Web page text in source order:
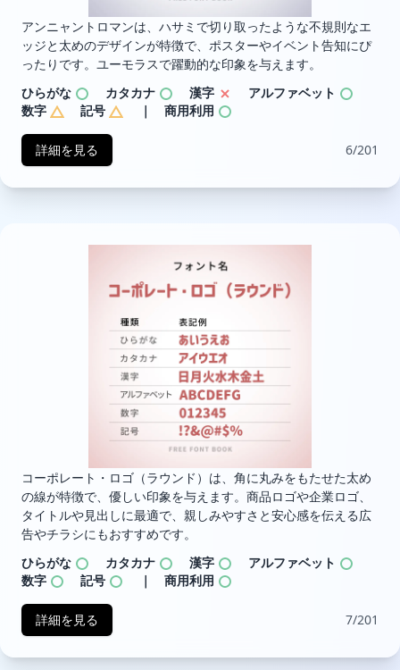
アンニャントロマンは、ハサミで切り取ったような不規則なエ
ッジと太めのデザインが特徴で、ポスターやイベント告知にぴ
ったりです。ユーモラスで躍動的な印象を与えます。
ひらがな
カタカナ 漢字
アルファベット
数字
記号 ｜ 商用利用
詳細を見る 6/201
コーポレート・ロゴ（ラウンド）は、角に丸みをもたせた太め
の線が特徴で、優しい印象を与えます。商品ロゴや企業ロゴ、
タイトルや見出しに最適で、親しみやすさと安心感を伝える広
告やチラシにもおすすめです。
ひらがな
カタカナ 漢字
アルファベット
数字
記号 ｜ 商用利用
詳細を見る 7/201